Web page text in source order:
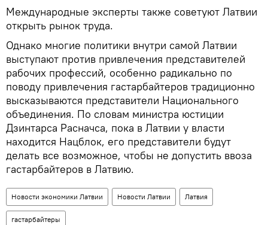
Международные эксперты также советуют Латвии
открыть рынок труда.
Однако многие политики внутри самой Латвии
выступают против привлечения представителей
рабочих профессий, особенно радикально по
поводу привлечения гастарбайтеров традиционно
высказываются представители Национального
объединения. По словам министра юстиции
Дзинтарса Расначса, пока в Латвии у власти
находится Нацблок, его представители будут
делать все возможное, чтобы не допустить ввоза
гастарбайтеров в Латвию.
Новости экономики Латвии Новости Латвии Латвия
гастарбайтеры